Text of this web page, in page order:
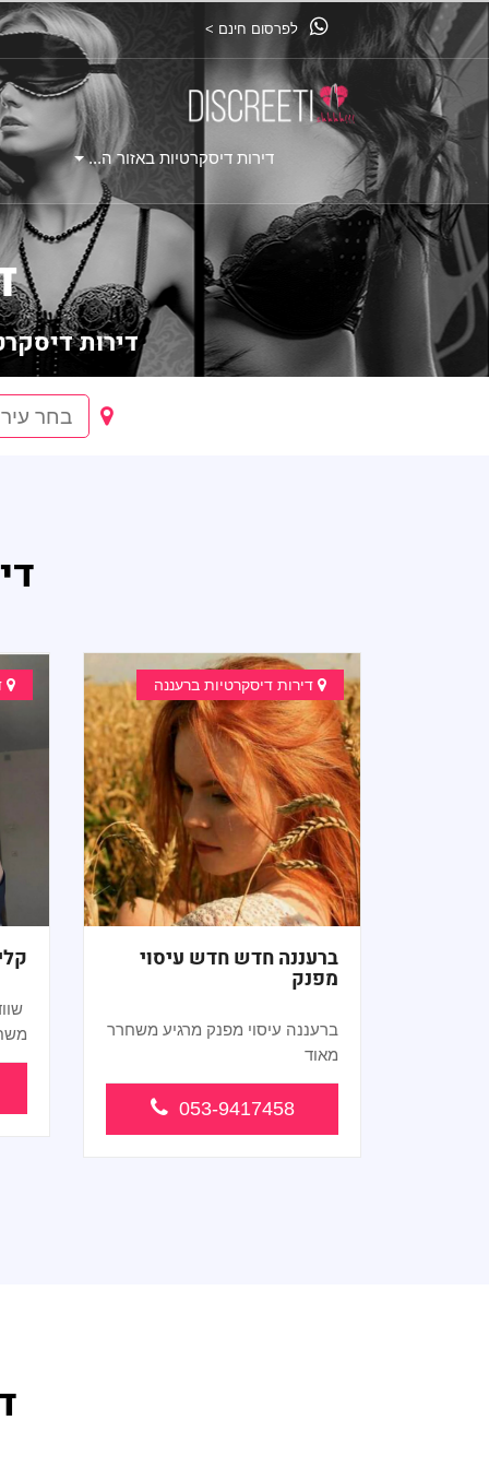
לפרסום חינם >
דירות דיסקרטיות באזור ה...
דירות
בחר עיר
דירות דיסקרטיות ברעננה
ברעננה חדש חדש עיסוי
מפנק
ברעננה עיסוי מפנק מרגיע משחרר
מאוד
053-9417458